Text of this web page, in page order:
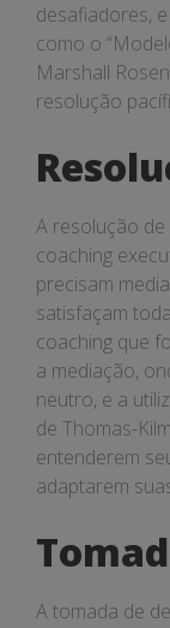
desafiadores,
como o
Marshall
resolução
A resolução
coaching
precisam
satisfaçam
coaching que
a mediação,
neutro, e a
de Thomas-
entenderem
adaptarem
A tomada de